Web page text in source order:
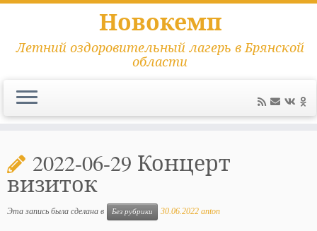
содержимому
Новокемп
Летний оздоровительный лагерь в Брянской
области
2022-06-29 Концерт
визиток
Эта запись была сделана в Без рубрики 30.06.2022 anton